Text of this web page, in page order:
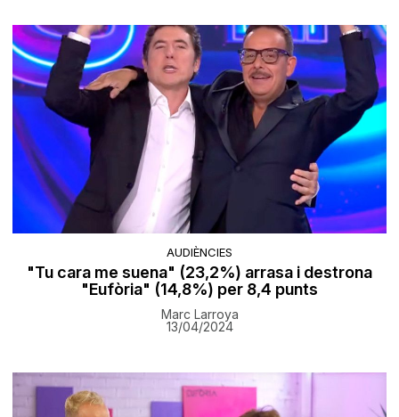
AUDIÈNCIES
"Tu cara me suena" (23,2%) arrasa i destrona
"Eufòria" (14,8%) per 8,4 punts
Marc Larroya
13/04/2024